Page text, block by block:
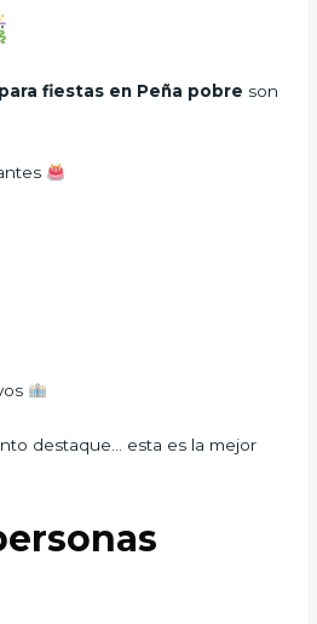
fiestas en Peña pobre son
destaque… esta es la mejor